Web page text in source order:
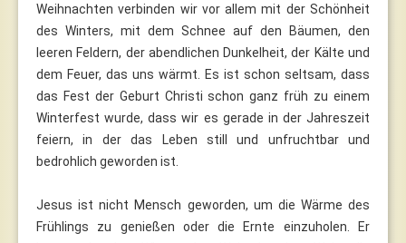
Weihnachten verbinden wir vor allem mit der Schönheit
des Winters, mit dem Schnee auf den Bäumen, den
leeren Feldern, der abendlichen Dunkelheit, der Kälte und
dem Feuer, das uns wärmt. Es ist schon seltsam, dass
das Fest der Geburt Christi schon ganz früh zu einem
Winterfest wurde, dass wir es gerade in der Jahreszeit
feiern, in der das Leben still und unfruchtbar und
bedrohlich geworden ist.
Jesus ist nicht Mensch geworden, um die Wärme des
Frühlings zu genießen oder die Ernte einzuholen. Er